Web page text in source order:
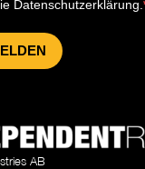
AB
Datenschutzerklärung.